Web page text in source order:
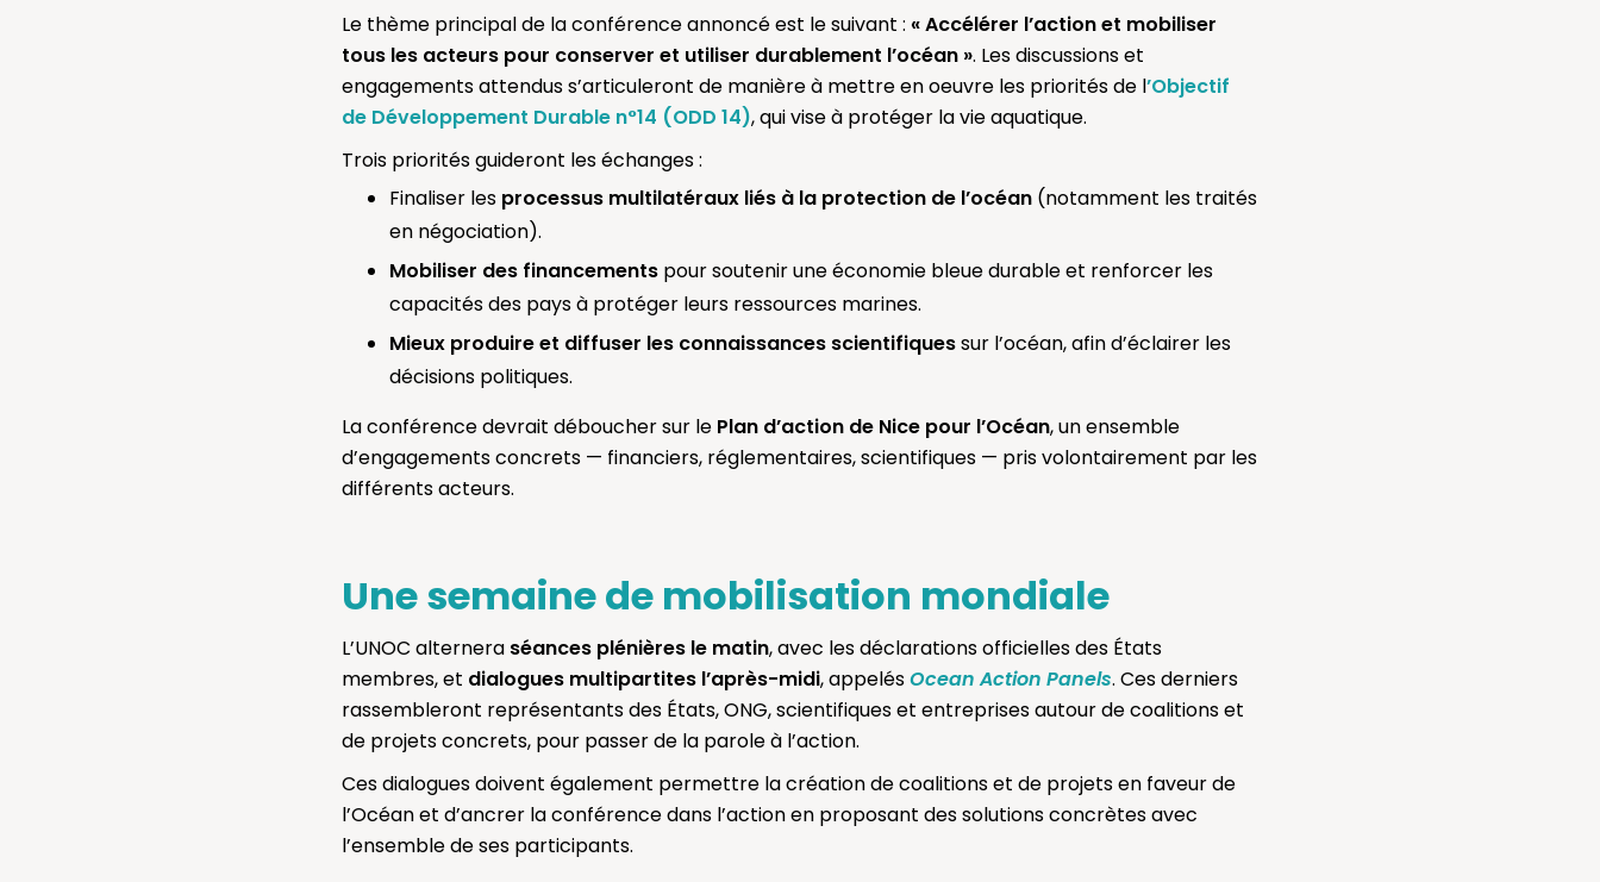
Le thème principal de la conférence annoncé est le suivant : « Accélérer l’action et mobiliser
tous les acteurs pour conserver et utiliser durablement l’océan ». Les discussions et
engagements attendus s’articuleront de manière à mettre en oeuvre les priorités de l’Objectif
de Développement Durable n°14 (ODD 14), qui vise à protéger la vie aquatique.
Trois priorités guideront les échanges :
Finaliser les processus multilatéraux liés à la protection de l’océan (notamment les traités
en négociation).
Mobiliser des financements pour soutenir une économie bleue durable et renforcer les
capacités des pays à protéger leurs ressources marines.
Mieux produire et diffuser les connaissances scientifiquessur l’océan, afin d’éclairer les
décisions politiques.
La conférence devrait déboucher sur le Plan d’action de Nice pour l’Océan, un ensemble
d’engagements concrets — financiers, réglementaires, scientifiques — pris volontairement par les
différents acteurs.
Une semaine de mobilisation mondiale
L’UNOC alternera séances plénières le matin, avec les déclarations officielles des États
membres, et dialogues multipartites l’après-midi, appelésOcean Action Panels. Ces derniers
rassembleront représentants des États, ONG, scientifiques et entreprises autour de coalitions et
de projets concrets, pour passer de la parole à l’action.
Ces dialogues doivent également permettre la création de coalitions et de projets en faveur de
l’Océan et d’ancrer la conférence dans l’action en proposant des solutions concrètes avec
l’ensemble de ses participants.